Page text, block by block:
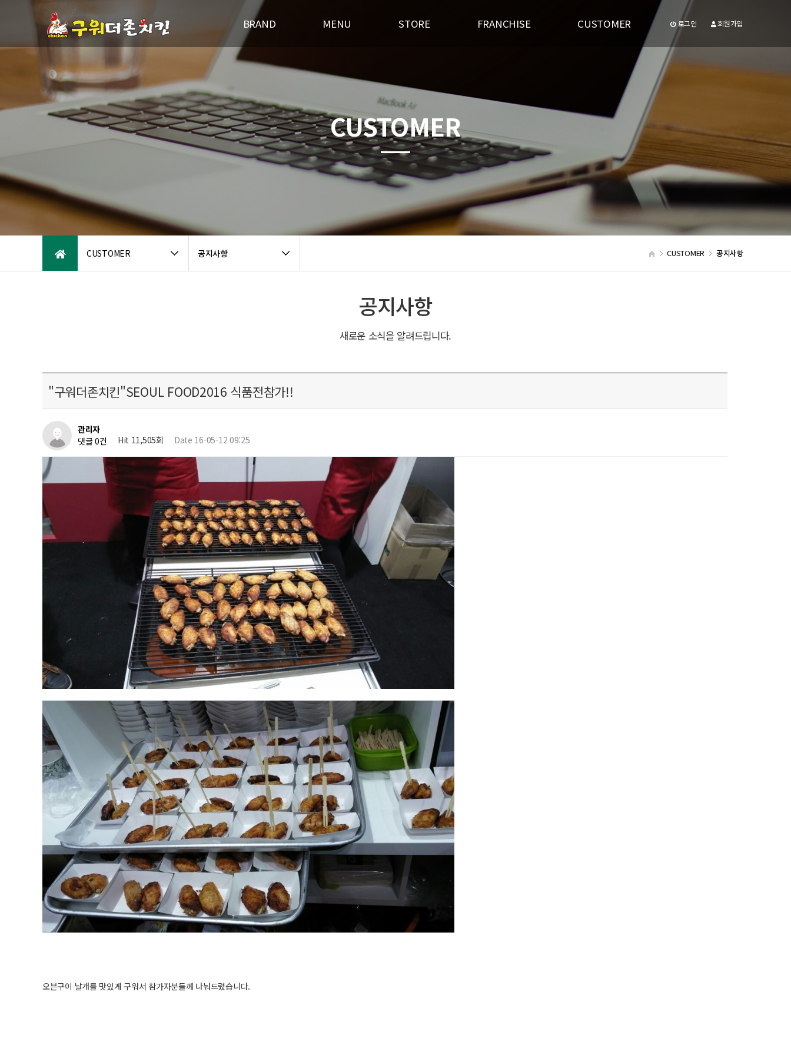
BRAND
브랜드스토리
패밀리브랜드소개
오시는 길
MENU
오븐구이
STORE
인테리어
FRANCHISE
창업상담
CUSTOMER 로그인 회원가입
CUSTOMER 공지사항 CUSTOMER 공지사항
CUSTOMER
공지사항
새로운 소식을 알려드립니다.
"구워더존치킨"SEOUL FOOD2016 식품전참가!!
관리자
댓글 0건
Hit 11,505회 Date 16-05-12 09:25
오븐구이 날개를 맛있게 구워서 참가자분들께 나눠드렸습니다.